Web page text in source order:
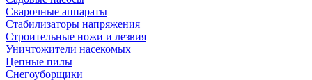
Сварочные аппараты
Стабилизаторы напряжения
Строительные ножи и лезвия
Уничтожители насекомых
Цепные пилы
Снегоуборщики